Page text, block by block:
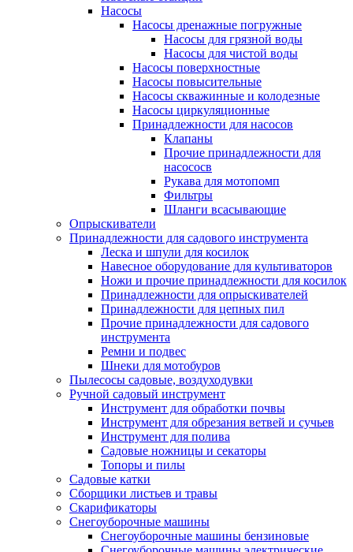
Насосы
Насосы дренажные погружные
Насосы для грязной воды
Насосы для чистой воды
Насосы поверхностные
Насосы повысительные
Насосы скважинные и колодезные
Насосы циркуляционные
Принадлежности для насосов
Клапаны
Прочие принадлежности для
насососв
Рукава для мотопомп
Фильтры
Шланги всасывающие
Опрыскиватели
Принадлежности для садового инструмента
Леска и шпули для косилок
Навесное оборудование для культиваторов
Ножи и прочие принадлежности для косилок
Принадлежности для опрыскивателей
Принадлежности для цепных пил
Прочие принадлежности для садового
инструмента
Ремни и подвес
Шнеки для мотобуров
Пылесосы садовые, воздуходувки
Ручной садовый инструмент
Инструмент для обработки почвы
Инструмент для обрезания ветвей и сучьев
Инструмент для полива
Садовые ножницы и секаторы
Топоры и пилы
Садовые катки
Сборщики листьев и травы
Скарификаторы
Снегоуборочные машины
Снегоуборочные машины бензиновые